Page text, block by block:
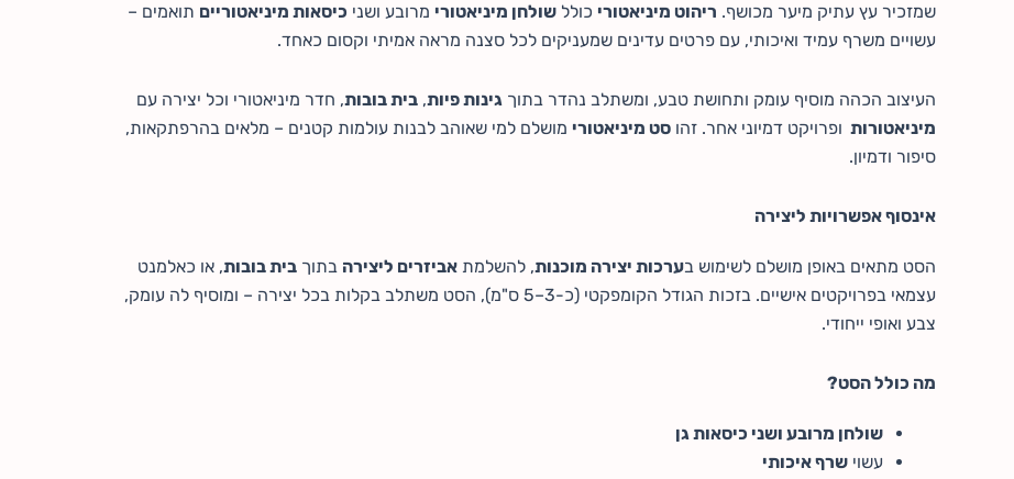
שמזכיר עץ עתיק מיער מכושף. ריהוט מיניאטורי כולל שולחן מיניאטורי מרובע ושני כיסאות מיניאטוריים תואמים –
עשויים משרף עמיד ואיכותי, עם פרטים עדינים שמעניקים לכל סצנה מראה אמיתי וקסום כאחד.
העיצוב הכהה מוסיף עומק ותחושת טבע, ומשתלב נהדר בתוך גינות פיות, בית בובות, חדר מיניאטורי וכל יצירה עם
מיניאטורות ופרויקט דמיוני אחר. זהו סט מיניאטורי מושלם למי שאוהב לבנות עולמות קטנים – מלאים בהרפתקאות,
סיפור ודמיון.
אינסוף אפשרויות ליצירה
הסט מתאים באופן מושלם לשימוש בערכות יצירה מוכנות, להשלמת אביזרים ליצירה בתוך בית בובות, או כאלמנט
עצמאי בפרויקטים אישיים. בזכות הגודל הקומפקטי (כ-3–5 ס"מ), הסט משתלב בקלות בכל יצירה – ומוסיף לה עומק,
צבע ואופי ייחודי.
מה כולל הסט?
שולחן מרובע ושני כיסאות גן
עשוי שרף איכותי